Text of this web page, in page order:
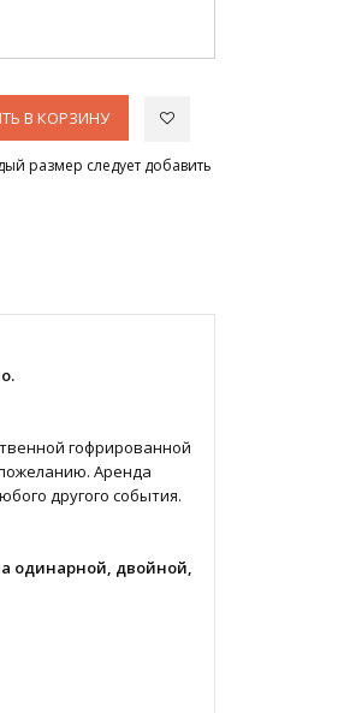
В КОРЗИНУ
размер следует добавить
гофрированной
Аренда
другого события.
одинарной, двойной,